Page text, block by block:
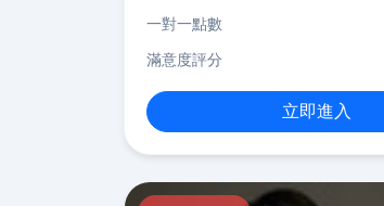
一對一點數
滿意度評分
立即進入